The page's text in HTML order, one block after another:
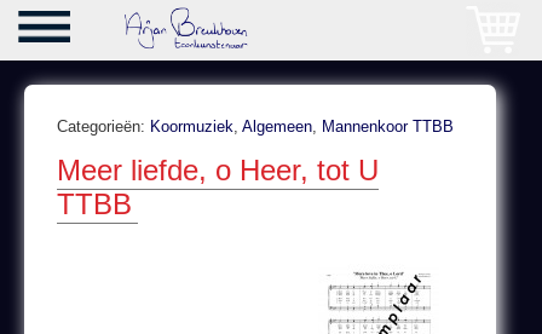
Categorieën: Koormuziek, Algemeen, Mannenkoor TTBB
Meer liefde, o Heer, tot U
TTBB